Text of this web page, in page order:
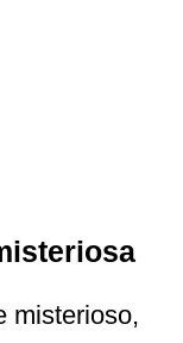
misterioso,